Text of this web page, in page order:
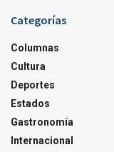
Categorías
Columnas
Cultura
Deportes
Estados
Gastronomía
Internacional